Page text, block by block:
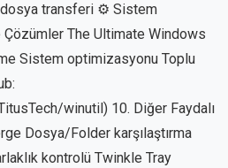
dosya transferi ⚙️ Sistem
The Ultimate Windows
Sistem optimizasyonu Toplu
winutil) 10. Diğer Faydalı
Dosya/Folder karşılaştırma
kontrolü Twinkle Tray